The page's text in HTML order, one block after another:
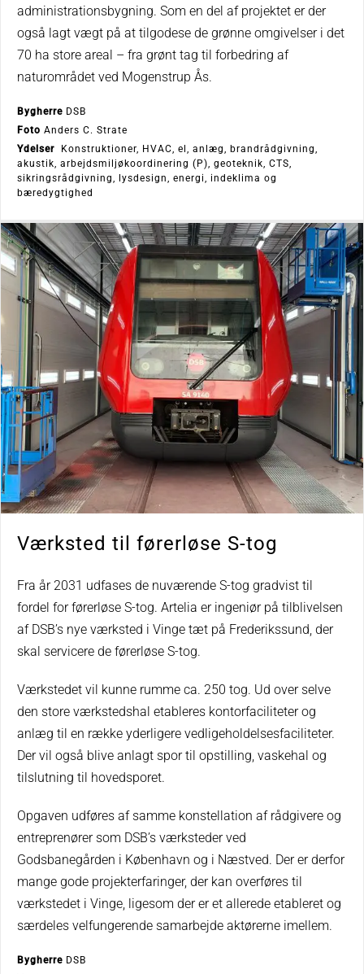
administrationsbygning. Som en del af projektet er der
også lagt vægt på at tilgodese de grønne omgivelser i det
70 ha store areal – fra grønt tag til forbedring af
naturområdet ved Mogenstrup Ås.
Bygherre DSB
Foto Anders C. Strate
Ydelser Konstruktioner, HVAC, el, anlæg, brandrådgivning,
akustik, arbejdsmiljøkoordinering (P), geoteknik, CTS,
sikringsrådgivning, lysdesign, energi, indeklima og
bæredygtighed
Værksted til førerløse S-tog
Fra år 2031 udfases de nuværende S-tog gradvist til
fordel for førerløse S-tog. Artelia er ingeniør på tilblivelsen
af DSB’s nye værksted i Vinge tæt på Frederikssund, der
skal servicere de førerløse S-tog.
Værkstedet vil kunne rumme ca. 250 tog. Ud over selve
den store værkstedshal etableres kontorfaciliteter og
anlæg til en række yderligere vedligeholdelsesfaciliteter.
Der vil også blive anlagt spor til opstilling, vaskehal og
tilslutning til hovedsporet.
Opgaven udføres af samme konstellation af rådgivere og
entreprenører som DSB’s værksteder ved
Godsbanegården i København og i Næstved. Der er derfor
mange gode projekterfaringer, der kan overføres til
værkstedet i Vinge, ligesom der er et allerede etableret og
særdeles velfungerende samarbejde aktørerne imellem.
Bygherre DSB